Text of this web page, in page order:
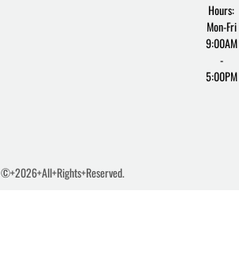
Hours:
Mon-Fri
9:00AM
-
5:00PM
©+2026+All+Rights+Reserved.